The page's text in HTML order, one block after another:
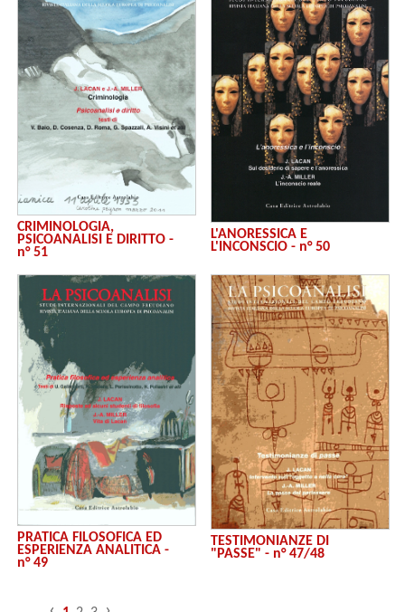
CRIMINOLOGIA,
PSICOANALISI E DIRITTO -
n° 51
L'ANORESSICA E
L'INCONSCIO - n° 50
PRATICA FILOSOFICA ED
ESPERIENZA ANALITICA -
n° 49
TESTIMONIANZE DI
"PASSE" - n° 47/48